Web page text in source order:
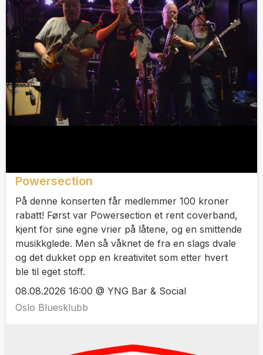
Powersection
På denne konserten får medlemmer 100 kroner
rabatt! Først var Powersection et rent coverband,
kjent for sine egne vrier på låtene, og en smittende
musikkglede. Men så våknet de fra en slags dvale
og det dukket opp en kreativitet som etter hvert
ble til eget stoff.
08.08.2026 16:00 @ YNG Bar & Social
Oslo Bluesklubb